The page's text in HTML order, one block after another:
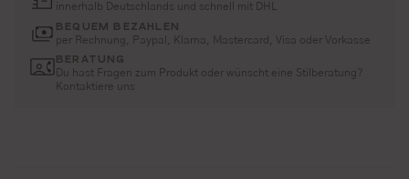
innerhalb Deutschlands und schnell mit DHL
BEQUEM BEZAHLEN
per Rechnung, Paypal, Klarna, Mastercard, Visa oder Vorkasse
BERATUNG
Du hast Fragen zum Produkt oder wünscht eine Stilberatung?
Kontaktiere uns